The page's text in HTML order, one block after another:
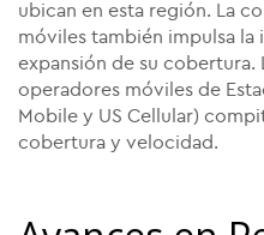
ubican en esta región. La
móviles también impulsa la
expansión de su cobertura.
operadores móviles de
Mobile y US Cellular)
cobertura y velocidad.